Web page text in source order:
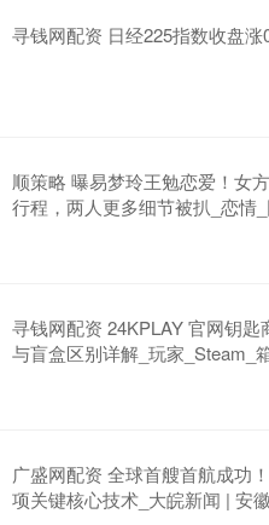
寻钱网配资 日经225指数收盘涨
顺策略 曝易梦玲王勉恋爱！女
行程，两人更多细节被扒_恋情
寻钱网配资 24KPLAY 官网钥匙
与盲盒区别详解_玩家_Steam_
广盛网配资 全球首艘首航成功
项关键核心技术_大皖新闻 | 安